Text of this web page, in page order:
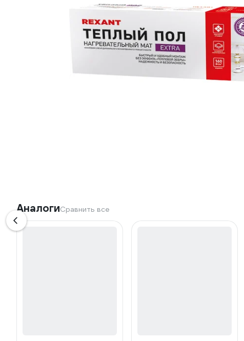
АналогиСравнить все